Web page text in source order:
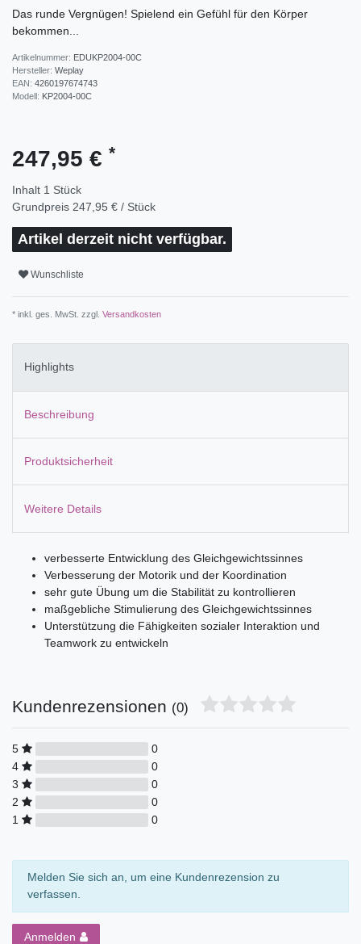
Das runde Vergnügen! Spielend ein Gefühl für den Körper
bekommen...
Artikelnummer: EDUKP2004-00C
Hersteller: Weplay
EAN: 4260197674743
Modell: KP2004-00C
247,95 € *
Inhalt 1 Stück
Grundpreis 247,95 € / Stück
Artikel derzeit nicht verfügbar.
Wunschliste
* inkl. ges. MwSt. zzgl. Versandkosten
Highlights
Beschreibung
Produktsicherheit
Weitere Details
verbesserte Entwicklung des Gleichgewichtssinnes
Verbesserung der Motorik und der Koordination
sehr gute Übung um die Stabilität zu kontrollieren
maßgebliche Stimulierung des Gleichgewichtssinnes
Unterstützung die Fähigkeiten sozialer Interaktion und
Teamwork zu entwickeln
Kundenrezensionen (0)
5
0
4
0
3
0
2
0
1
0
Melden Sie sich an, um eine Kundenrezension zu
verfassen.
Anmelden